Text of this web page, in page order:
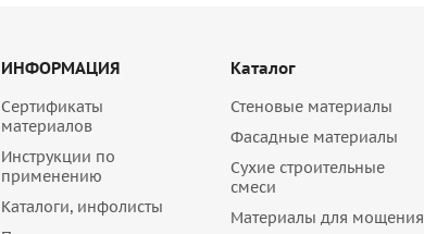
ИНФОРМАЦИЯ
Сертификаты
материалов
Инструкции по
применению
Каталоги, инфолисты
Каталог
Стеновые материалы
Фасадные материалы
Сухие строительные
смеси
Материалы для мощения